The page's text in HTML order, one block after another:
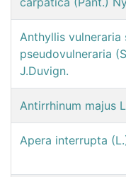
Anthyllis vulneraria
pseudovulneraria
J.Duvign.
Antirrhinum majus
Apera interrupta